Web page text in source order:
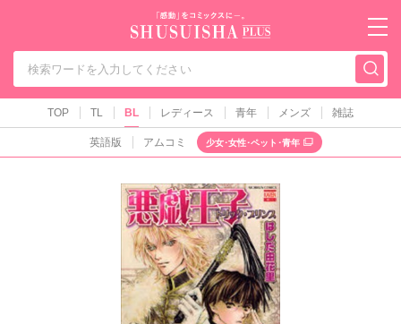
秋水社PLUS（テ
TOP TL BL レディース 青年 メンズ 雑誌
英語版 アムコミ 少女･女性･ペット･青年